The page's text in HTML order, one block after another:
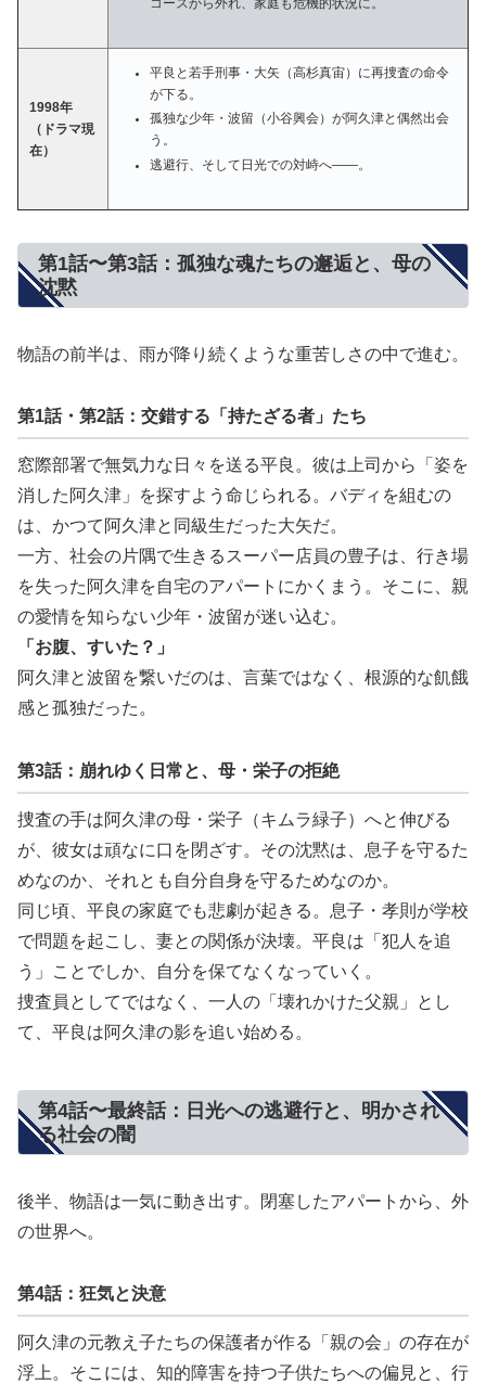
コースから外れ、家庭も危機的状況に。
1998年
（ドラマ現
在）
平良と若手刑事・大矢（高杉真宙）に再捜査の命令
が下る。
孤独な少年・波留（小谷興会）が阿久津と偶然出会
う。
逃避行、そして日光での対峙へ——。
第1話〜第3話：孤独な魂たちの邂逅と、母の
沈黙
物語の前半は、雨が降り続くような重苦しさの中で進む。
第1話・第2話：交錯する「持たざる者」たち
窓際部署で無気力な日々を送る平良。彼は上司から「姿を
消した阿久津」を探すよう命じられる。バディを組むの
は、かつて阿久津と同級生だった大矢だ。
一方、社会の片隅で生きるスーパー店員の豊子は、行き場
を失った阿久津を自宅のアパートにかくまう。そこに、親
の愛情を知らない少年・波留が迷い込む。
「お腹、すいた？」
阿久津と波留を繋いだのは、言葉ではなく、根源的な飢餓
感と孤独だった。
第3話：崩れゆく日常と、母・栄子の拒絶
捜査の手は阿久津の母・栄子（キムラ緑子）へと伸びる
が、彼女は頑なに口を閉ざす。その沈黙は、息子を守るた
めなのか、それとも自分自身を守るためなのか。
同じ頃、平良の家庭でも悲劇が起きる。息子・孝則が学校
で問題を起こし、妻との関係が決壊。平良は「犯人を追
う」ことでしか、自分を保てなくなっていく。
捜査員としてではなく、一人の「壊れかけた父親」とし
て、平良は阿久津の影を追い始める。
第4話〜最終話：日光への逃避行と、明かされ
る社会の闇
後半、物語は一気に動き出す。閉塞したアパートから、外
の世界へ。
第4話：狂気と決意
阿久津の元教え子たちの保護者が作る「親の会」の存在が
浮上。そこには、知的障害を持つ子供たちへの偏見と、行